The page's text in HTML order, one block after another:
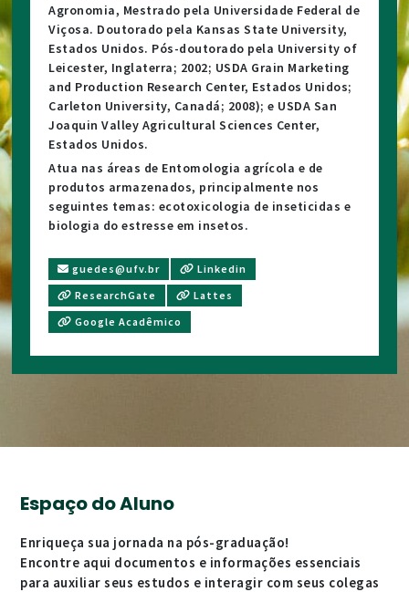
Agronomia, Mestrado pela Universidade Federal de
Viçosa. Doutorado pela Kansas State University,
Estados Unidos. Pós-doutorado pela University of
Leicester, Inglaterra; 2002; USDA Grain Marketing
and Production Research Center, Estados Unidos;
Carleton University, Canadá; 2008); e USDA San
Joaquin Valley Agricultural Sciences Center,
Estados Unidos.
Atua nas áreas de Entomologia agrícola e de
produtos armazenados, principalmente nos
seguintes temas: ecotoxicologia de inseticidas e
biologia do estresse em insetos.
guedes@ufv.br
Linkedin
ResearchGate
Lattes
Google Acadêmico
Espaço do Aluno
Enriqueça sua jornada na pós-graduação!
Encontre aqui documentos e informações essenciais
para auxiliar seus estudos e interagir com seus colegas